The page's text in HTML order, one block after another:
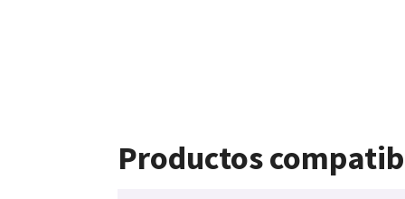
Productos